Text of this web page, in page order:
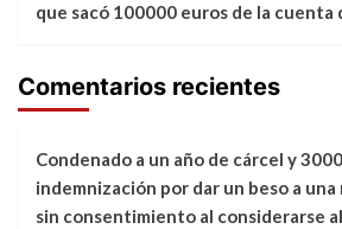
que sacó 100000 euros de la cuenta
Comentarios recientes
Condenado a un año de cárcel y
indemnización por dar un beso a una
sin consentimiento al considerarse